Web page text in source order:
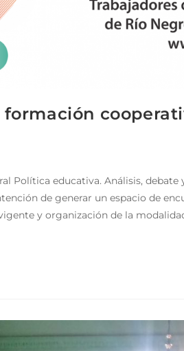
Política educativa. Análisis,
de generar un espacio de
y organización de la